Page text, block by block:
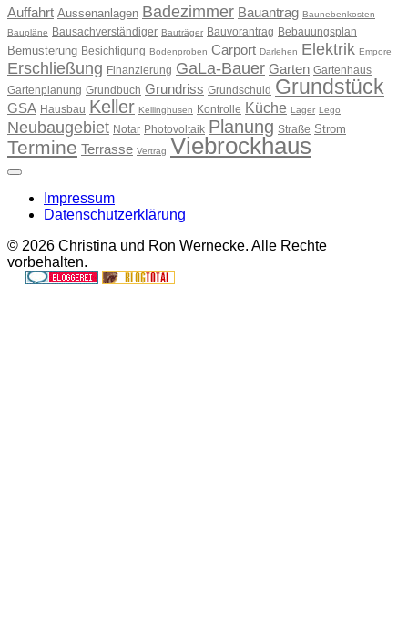
Auffahrt Aussenanlagen Badezimmer Bauantrag Baunebenkosten
Baupläne Bausachverständiger Bauträger Bauvorantrag Bebauungsplan
Bemusterung Besichtigung Bodenproben Carport Darlehen Elektrik Empore
Erschließung Finanzierung GaLa-Bauer Garten Gartenhaus
Gartenplanung Grundbuch Grundriss Grundschuld Grundstück
GSA Hausbau Keller Kellinghusen Kontrolle Küche Lager Lego
Neubaugebiet Notar Photovoltaik Planung Straße Strom
Termine Terrasse Vertrag Viebrockhaus
Impressum
Datenschutzerklärung
© 2026 Christina und Ron Wernecke. Alle Rechte
vorbehalten.